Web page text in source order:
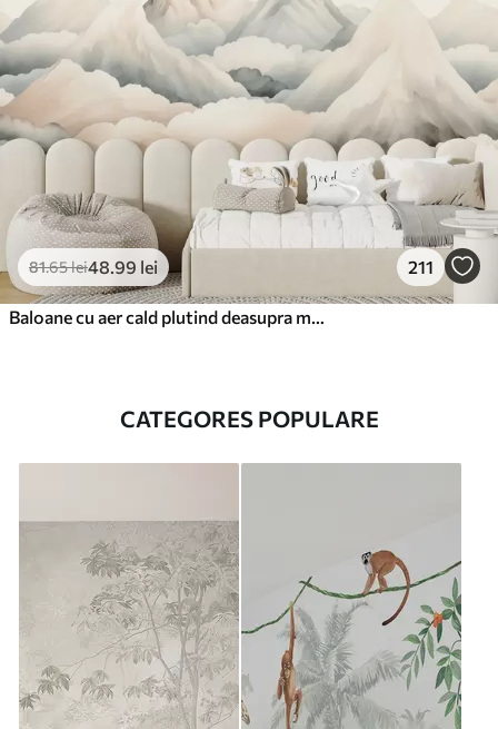
81.65lei48.99 lei 211
Baloane cu aer cald plutind deasupra munților în tonuri pastelate neutre și moi
CATEGORES POPULARE